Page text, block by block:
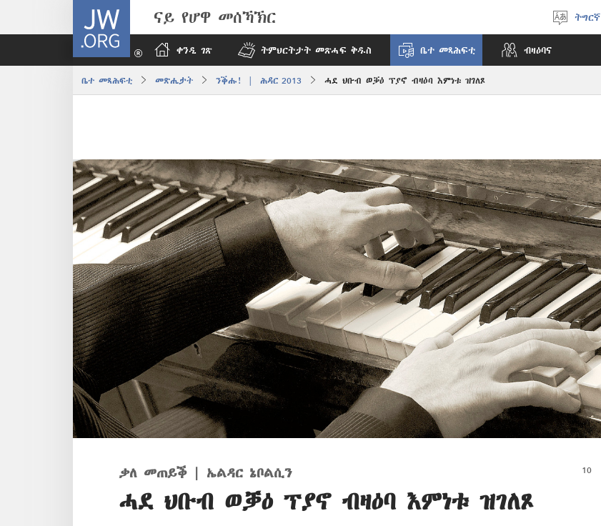
JW.ORG ናይ የሆዋ መሰኻኽር
ቋንቋ
ትግርኛ
ቀንዲ ገጽ ትምህርትታት መጽሓፍ ቅዱስ ቤተ መጻሕፍቲ ብዛዕባና
ቤተ መጻሕፍቲ መጽሔታት ንቕሑ! | ሕዳር 2013 ሓደ ህቡብ ወቓዕ ፕያኖ ብዛዕባ እምነቱ ዝገለጾ
ቃለ መጠይቕ | ኤልዳር ኔቦልሲን
ሓደ ህቡብ ወቓዕ ፕያኖ ብዛዕባ እምነቱ ዝገለጾ